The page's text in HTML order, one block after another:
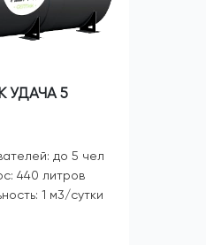
УДАЧА 5
до 5 чел
440 литров
1 м3/сутки